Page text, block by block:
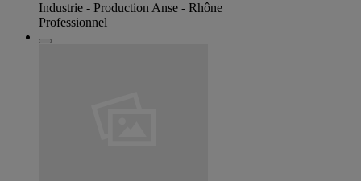
Industrie - Production Anse - Rhône
Professionnel